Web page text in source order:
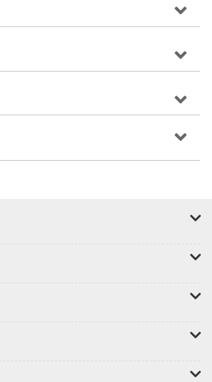
娜堡市，
的資深編輯。
ELLE、《紐約時報》發表過。